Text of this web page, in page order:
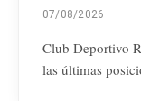
07/08/2026
Club Deportivo
las últimas